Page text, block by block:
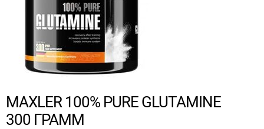
MAXLER 100% PURE GLUTAMINE
300 ГРАММ